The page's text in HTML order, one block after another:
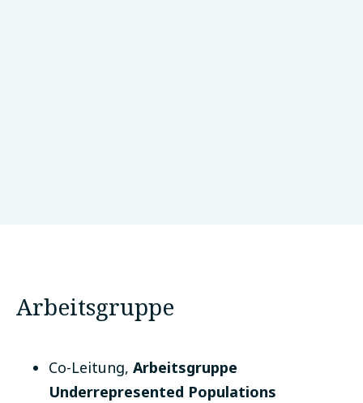
Arbeitsgruppe
Co-Leitung, Arbeitsgruppe
Underrepresented Populations